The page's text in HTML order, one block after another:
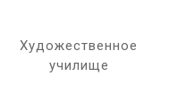
Художественное
училище